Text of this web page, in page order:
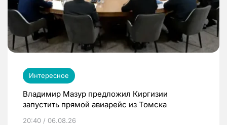
Интересное
Владимир Мазур предложил Киргизии
запустить прямой авиарейс из Томска
20:40 / 06.08.26